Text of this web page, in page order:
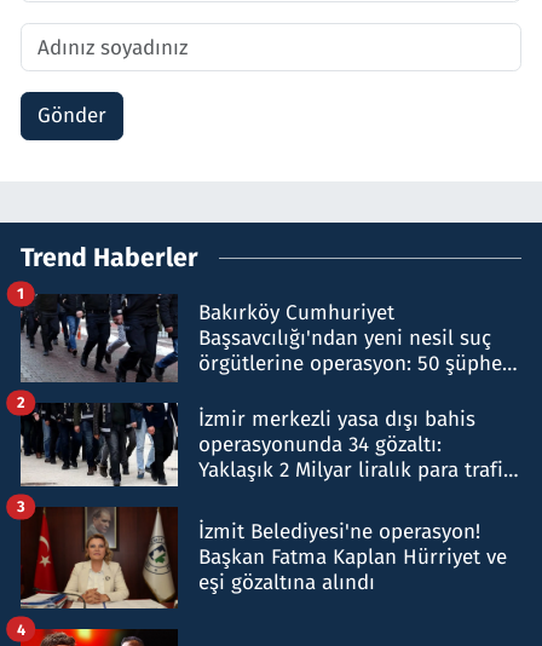
Gönder
Trend Haberler
Bakırköy Cumhuriyet
Başsavcılığı'ndan yeni nesil suç
örgütlerine operasyon: 50 şüpheli
1
İzmir merkezli yasa dışı bahis
operasyonunda 34 gözaltı:
Yaklaşık 2 Milyar liralık para trafiği
2
İzmit Belediyesi'ne operasyon!
Başkan Fatma Kaplan Hürriyet ve
eşi gözaltına alındı
3
4